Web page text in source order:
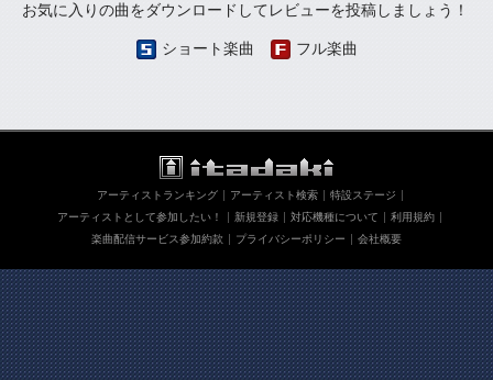
お気に入りの曲をダウンロードしてレビューを投稿しましょう！
ショート楽曲 フル楽曲
アーティストランキング アーティスト検索
特設ステージ
アーティストとして参加したい！
新規登録 対応機種について
利用規約
楽曲配信サービス参加約款
プライバシーポリシー 会社概要